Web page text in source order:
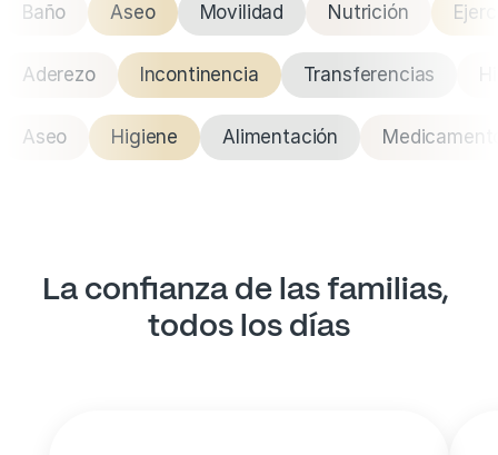
Baño
Aseo Movilidad Nutrición
Aderezo Incontinencia Transferencias
Aseo Higiene Alimentación
La confianza de las familias,
todos los días